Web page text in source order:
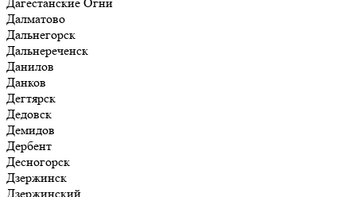
Далматово
Дальнегорск
Дальнереченск
Данилов
Данков
Дегтярск
Дедовск
Демидов
Дербент
Десногорск
Дзержинск
Дзержинский